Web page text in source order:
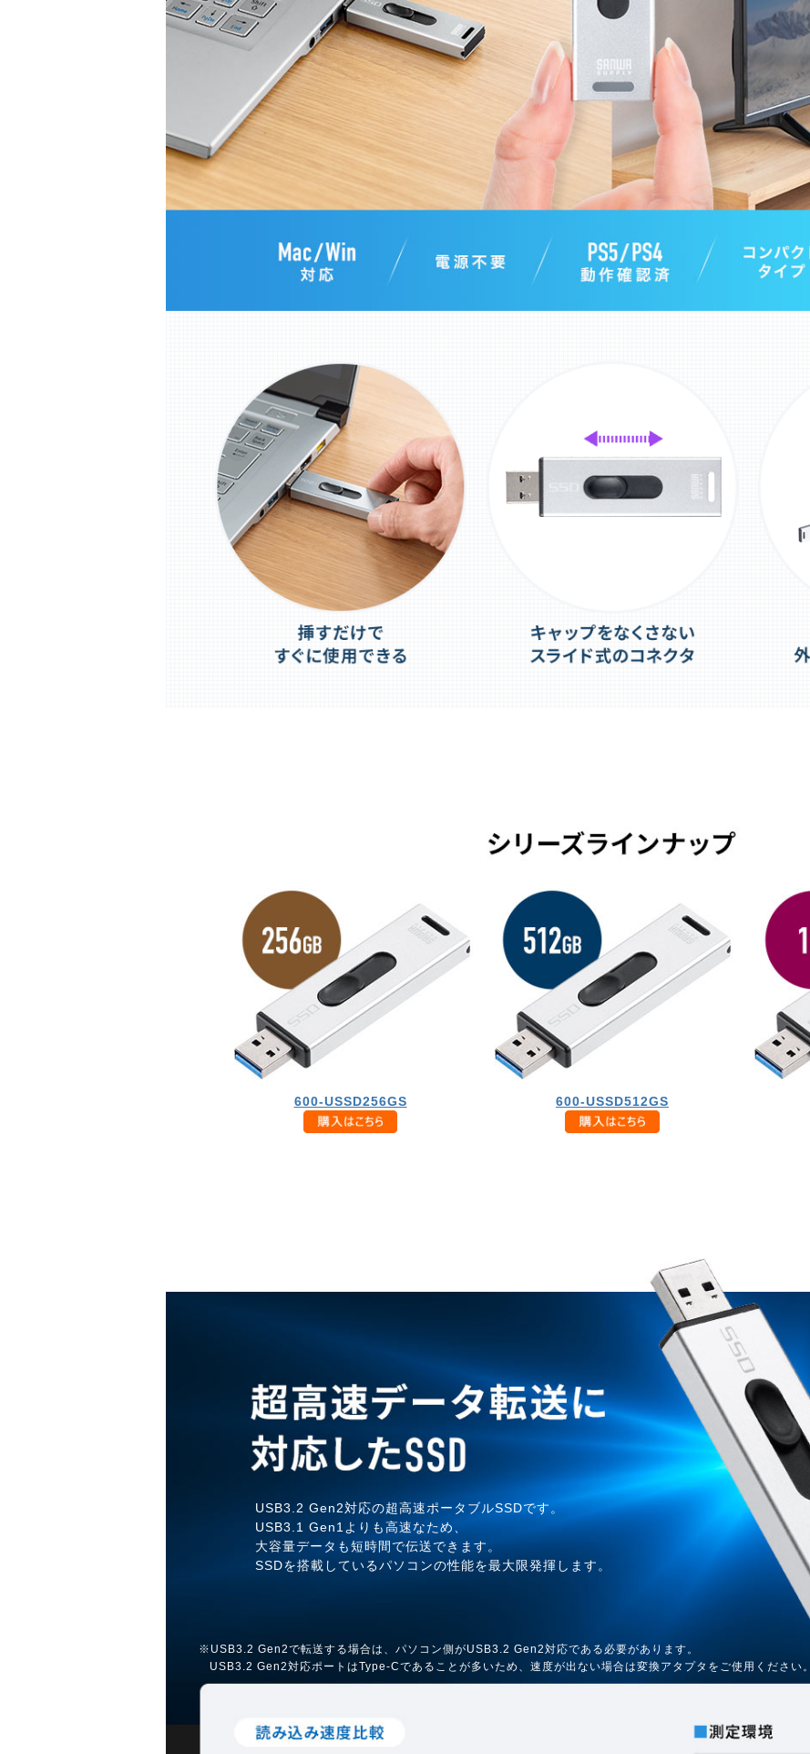
600-USSD256GS 600-USSD512GS
USB3.2 Gen2対応の超高速ポータブルSSDです。
USB3.1 Gen1よりも高速なため、
大容量データも短時間で伝送できます。
SSDを搭載しているパソコンの性能を最大限発揮します。
※USB3.2 Gen2で転送する場合は、パソコン側がUSB3.2 Gen2対応である必要があります。
USB3.2 Gen2対応ポートはType-Cであることが多いため、速度が出ない場合は変換アタプタをご使用ください。